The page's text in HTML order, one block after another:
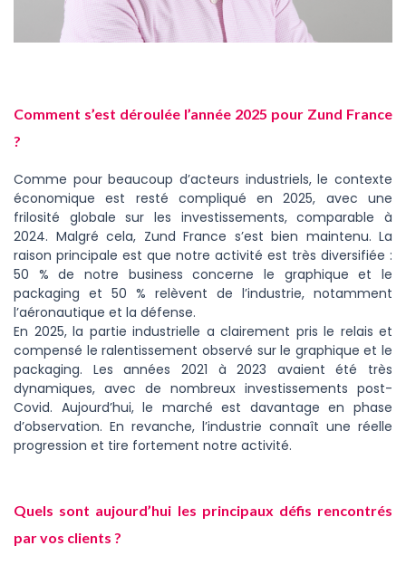
Comment s’est déroulée l’année 2025 pour Zund France
?
Comme pour beaucoup d’acteurs industriels, le contexte
économique est resté compliqué en 2025, avec une
frilosité globale sur les investissements, comparable à
2024. Malgré cela, Zund France s’est bien maintenu. La
raison principale est que notre activité est très diversifiée :
50 % de notre business concerne le graphique et le
packaging et 50 % relèvent de l’industrie, notamment
l’aéronautique et la défense.
En 2025, la partie industrielle a clairement pris le relais et
compensé le ralentissement observé sur le graphique et le
packaging. Les années 2021 à 2023 avaient été très
dynamiques, avec de nombreux investissements post-
Covid. Aujourd’hui, le marché est davantage en phase
d’observation. En revanche, l’industrie connaît une réelle
progression et tire fortement notre activité.
Quels sont aujourd’hui les principaux défis rencontrés
par vos clients ?